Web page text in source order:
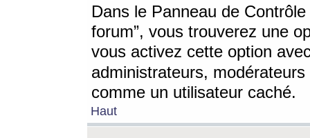
Dans le Panneau de
forum”, vous trouverez une
vous activez cette option
administrateurs,
comme un utilisateur caché.
Haut